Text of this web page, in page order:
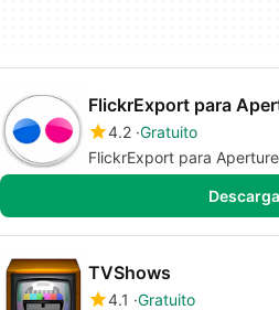
FlickrExport para
4.2 Gratuito
FlickrExport para
TVShows
4.1 Gratuito